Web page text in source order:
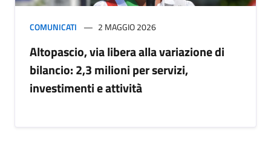
COMUNICATI 2 MAGGIO 2026
Altopascio, via libera alla variazione di
bilancio: 2,3 milioni per servizi,
investimenti e attività